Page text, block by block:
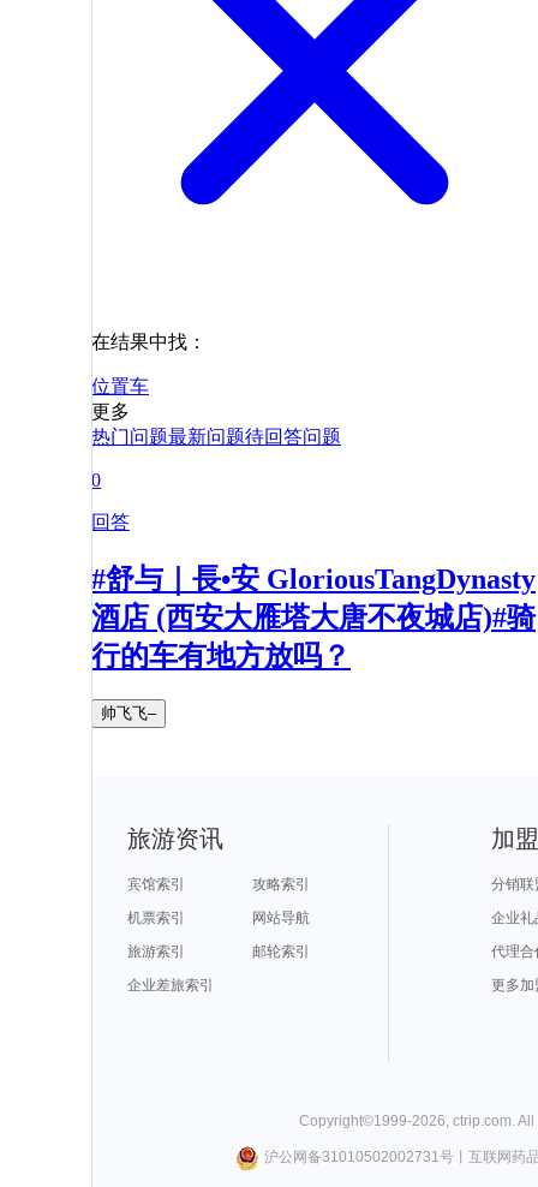
在结果中找：
位置车
更多
热门问题最新问题待回答问题
0
回答
#舒与｜長•安 GloriousTangDynasty
酒店 (西安大雁塔大唐不夜城店)#骑
行的车有地方放吗？
帅飞飞–
旅游资讯
宾馆索引
攻略索引
机票索引
网站导航
旅游索引
邮轮索引
企业差旅索引
加
分销联
企业礼
代理合
更多加
Copyright©1999-2026 ctrip.com .
沪公网备31010502002731号丨 互联网药